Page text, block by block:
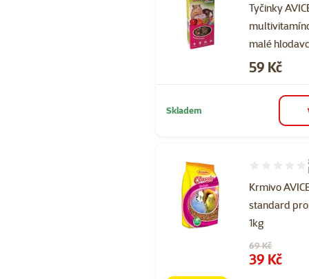
Tyčinky
malé
Cena
59 Kč
Skladem
Krmivo
standard
1kg
Hodnocení
Původní cena
69 Kč
Cena
39 Kč